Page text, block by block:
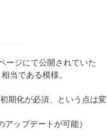
ージにて公開されていた
当である模様。
期化が必須、という点は変
アップデートが可能）